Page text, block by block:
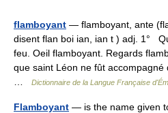
flamboyant — flamboyant, ante
disent flan boi ian, ian t ) adj. 1°
feu. Oeil flamboyant. Regards
que saint Léon ne fût
Dictionnaire de la Langue Française
Flamboyant — is the name given